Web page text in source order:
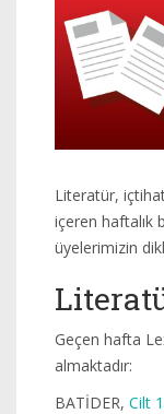
Literatür,
içeren haftalık
üyelerimizin
Geçen hafta
almaktadır:
BATİDER, Cilt